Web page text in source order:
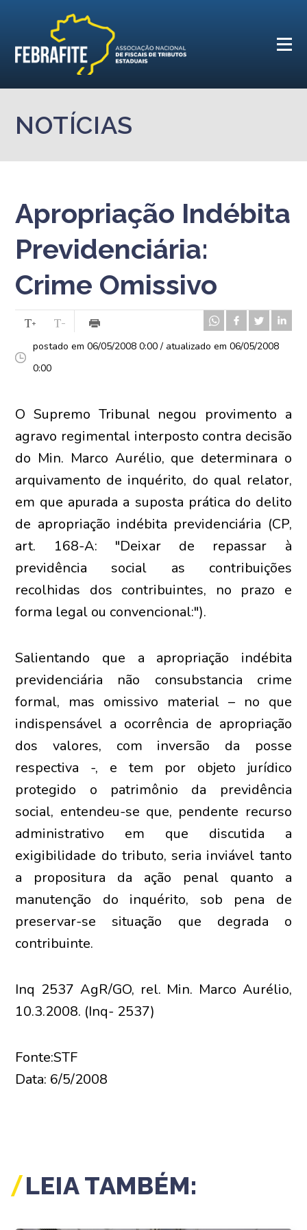
NOTÍCIAS
Apropriação Indébita
Previdenciária:
Crime Omissivo
postado em 06/05/2008 0:00 / atualizado em 06/05/2008
0:00
O Supremo Tribunal negou provimento a
agravo regimental interposto contra decisão
do Min. Marco Aurélio, que determinara o
arquivamento de inquérito, do qual relator,
em que apurada a suposta prática do delito
de apropriação indébita previdenciária (CP,
art. 168-A: "Deixar de repassar à
previdência social as contribuições
recolhidas dos contribuintes, no prazo e
forma legal ou convencional:").
Salientando que a apropriação indébita
previdenciária não consubstancia crime
formal, mas omissivo material – no que
indispensável a ocorrência de apropriação
dos valores, com inversão da posse
respectiva -, e tem por objeto jurídico
protegido o patrimônio da previdência
social, entendeu-se que, pendente recurso
administrativo em que discutida a
exigibilidade do tributo, seria inviável tanto
a propositura da ação penal quanto a
manutenção do inquérito, sob pena de
preservar-se situação que degrada o
contribuinte.
Inq 2537 AgR/GO, rel. Min. Marco Aurélio,
10.3.2008. (Inq- 2537)
Fonte:STF
Data: 6/5/2008
LEIA TAMBÉM: